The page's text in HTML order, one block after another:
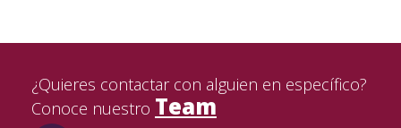
¿Quieres contactar con alguien en específico?
Conoce nuestro Team